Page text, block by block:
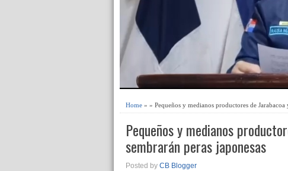
Home » » Pequeños y medianos productores de Jarabacoa
Pequeños y medianos
sembrarán peras japonesas
Posted by CB Blogger